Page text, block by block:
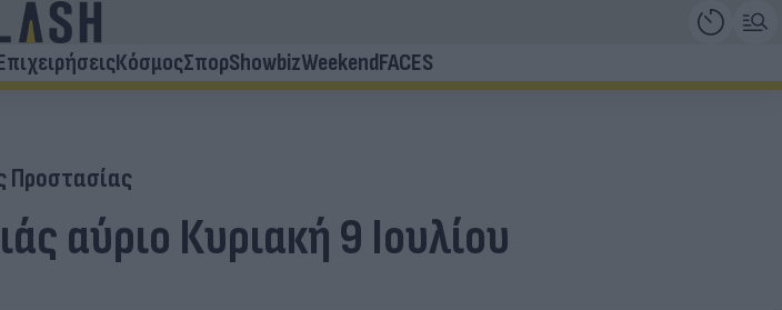
ΚόσμοςΣπορShowbizWeekendFACES
Προστασίας
αύριο Κυριακή 9 Ιουλίου